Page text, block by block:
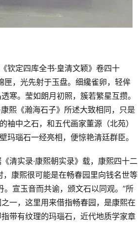
钦定四库全书·皇清文颖》卷四十
匣，光先射于玉盘。细纔雀卵，轻侔
寒。莹如朗月初照，簇若繁星互攒。
熙《瀚海石子》所述大致相同，只是
袖中之石，和五代画家董源（北苑）
玛瑙石一经亮相，便惊艳清廷群臣。
清实录·康熙朝实录》载，康熙四十二
康熙很可能是在畅春园里向钱名世等
宣玉音而共谕，颁文石以同观。”所
一，这里用来借指畅春园，是康熙在
带有纹理的玛瑙石，近代地质学家章